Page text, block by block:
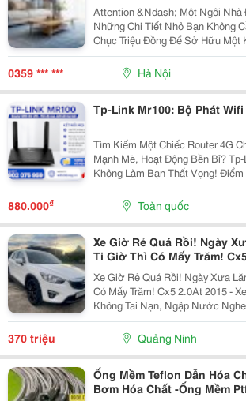
Attention &Ndash; Một Ngôi
Những Chi Tiết Nhỏ Bạn Không Cần Phải Đầu Tư Hàng
Chục Triệu Đồng Để Sở Hữu Một
Chỉ Với Vài Món Đồ Decor Phù
Trang Trí, Thảm Trải Sàn Hay
0359 *** *** Hà Nội
Tp-Link Mr100: Bộ Phát
Tìm Kiếm Một Chiếc Router 4G
Mạnh Mẽ, Hoạt Động Bền Bỉ?
Không Làm Bạn Thất Vọng! Điểm Qua Những Thông Số
Đáng Tiền Của Em Nó: Chuẩn Mạng: 4G Lte Tốc Độ Tải
880.000₫ Toàn quốc
Xe Giờ Rẻ Quá Rồi! Ngày
Ti Giờ Thì Có Mấy Trăm!
Xe Giờ Rẻ Quá Rồi! Ngày Xưa
Có Mấy Trăm! Cx5 2.0At 2015 - Xe Tư Nhân Chính Chủ -
Không Tai Nạn, Ngập Nước Nghe Giá Giờ Chỉ Có 3Xx
Cụ Nào Ưng Alo Em! Liên Hệ: 0974078288 Xem Xe Tại:
Phú Diễn - Hà Nội
370 triệu Quảng Ninh
Ống Mềm Teflon Dẫn Hóa
Bơm Hóa Chất -Ống Mềm